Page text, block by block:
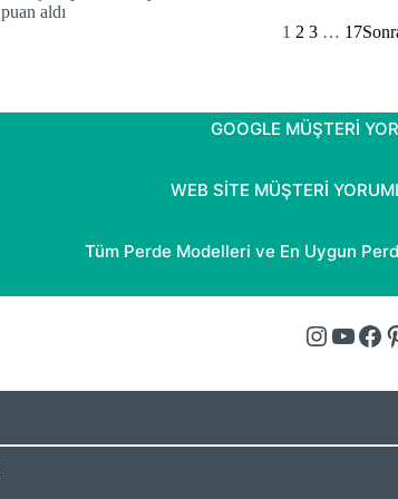
₺825.
fiyat:
puan aldı
1 2 3 … 17
GOOGLE MÜŞTERİ
WEB SİTE MÜŞTERİ
Tüm Perde Modelleri ve En Uygun